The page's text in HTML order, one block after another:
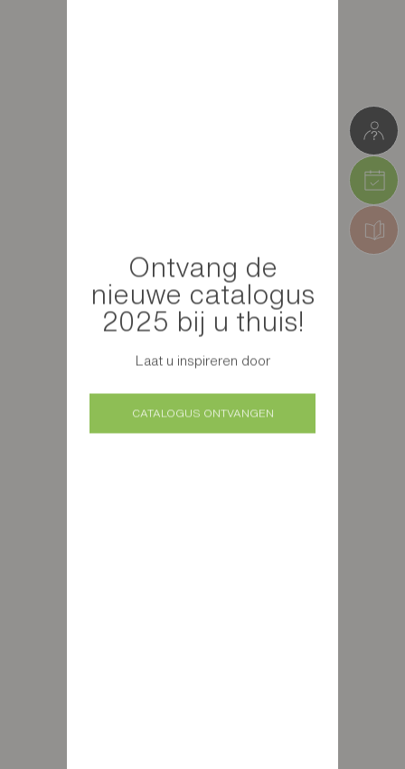
Ontvang de
nieuwe catalogus
2025 bij u thuis!
Laat u inspireren door
CATALOGUS ONTVANGEN